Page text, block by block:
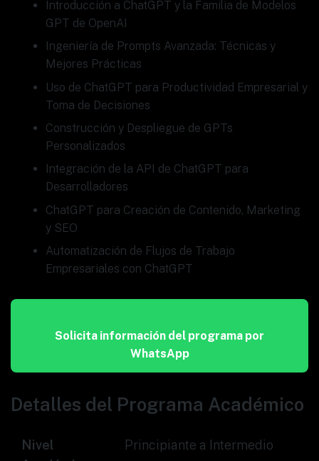
Introducción a ChatGPT y la Familia de Modelos
GPT de OpenAI
Ingeniería de Prompts Avanzada: Técnicas y
Mejores Prácticas
Uso de ChatGPT para Productividad Empresarial y
Toma de Decisiones
Construcción y Despliegue de GPTs
Personalizados
Integración de la API de ChatGPT para
Desarrolladores
ChatGPT para Creación de Contenido, Marketing
y SEO
Automatización de Flujos de Trabajo
Empresariales con ChatGPT
Solicita información del programa por
WhatsApp
Detalles del Programa Académico
Nivel
Principiante a Intermedio